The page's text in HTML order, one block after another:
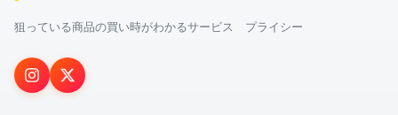
狙っている商品の買い時がわかるサービス プライシー